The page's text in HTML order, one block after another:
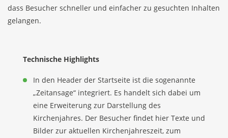
dass Besucher schneller und einfacher zu gesuchten Inhalten
gelangen.
Technische Highlights
In den Header der Startseite ist die sogenannte
„Zeitansage“ integriert. Es handelt sich dabei um
eine Erweiterung zur Darstellung des
Kirchenjahres. Der Besucher findet hier Texte und
Bilder zur aktuellen Kirchenjahreszeit, zum